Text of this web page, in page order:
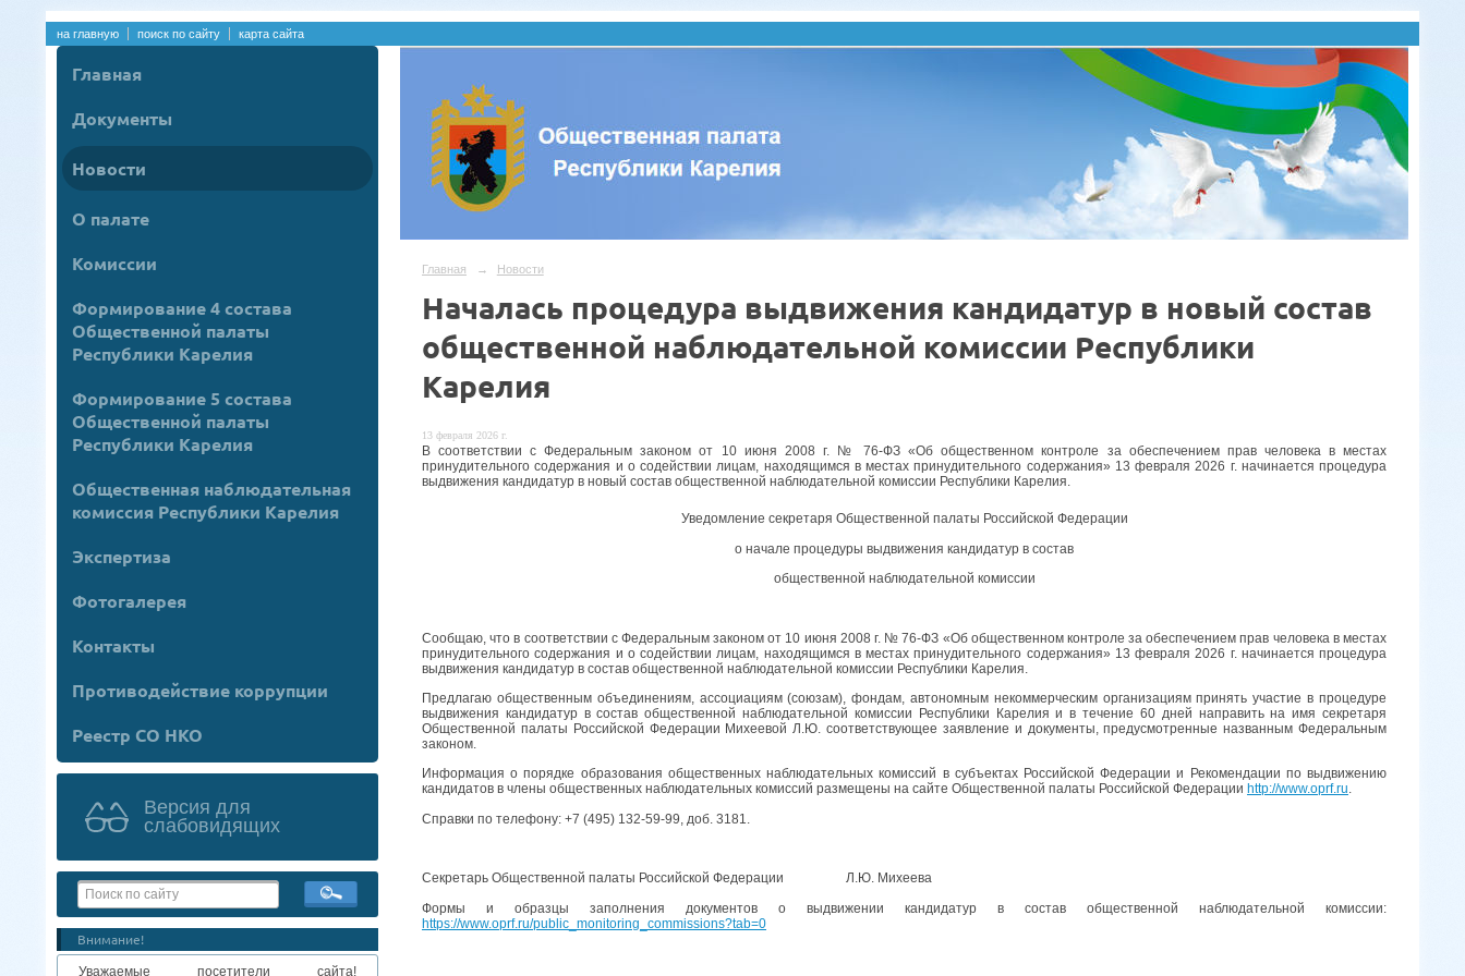
на главную поиск по сайту карта сайта
Главная
Документы
Новости
О палате
Комиссии
Формирование 4 состава
Общественной палаты
Республики Карелия
Формирование 5 состава
Общественной палаты
Республики Карелия
Общественная наблюдательная
комиссия Республики Карелия
Экспертиза
Фотогалерея
Контакты
Противодействие коррупции
Реестр СО НКО
Версия для
слабовидящих
Внимание!
Уважаемые посетители сайта!
Главная → Новости
Началась процедура выдвижения кандидатур в новый состав
общественной наблюдательной комиссии Республики
Карелия
13 февраля 2026 г.
В соответствии с Федеральным законом от 10 июня 2008 г. № 76-ФЗ «Об общественном контроле за обеспечением прав человека в местах
принудительного содержания и о содействии лицам, находящимся в местах принудительного содержания» 13 февраля 2026 г. начинается процедура
выдвижения кандидатур в новый состав общественной наблюдательной комиссии Республики Карелия.
Уведомление секретаря Общественной палаты Российской Федерации
о начале процедуры выдвижения кандидатур в состав
общественной наблюдательной комиссии
Сообщаю, что в соответствии с Федеральным законом от 10 июня 2008 г. № 76-ФЗ «Об общественном контроле за обеспечением прав человека в местах
принудительного содержания и о содействии лицам, находящимся в местах принудительного содержания» 13 февраля 2026 г. начинается процедура
выдвижения кандидатур в состав общественной наблюдательной комиссии Республики Карелия.
Предлагаю общественным объединениям, ассоциациям (союзам), фондам, автономным некоммерческим организациям принять участие в процедуре
выдвижения кандидатур в состав общественной наблюдательной комиссии Республики Карелия и в течение 60 дней направить на имя секретаря
Общественной палаты Российской Федерации Михеевой Л.Ю. соответствующее заявление и документы, предусмотренные названным Федеральным
законом.
Информация о порядке образования общественных наблюдательных комиссий в субъектах Российской Федерации и Рекомендации по выдвижению
кандидатов в члены общественных наблюдательных комиссий размещены на сайте Общественной палаты Российской Федерации http://www.oprf.ru.
Справки по телефону: +7 (495) 132-59-99, доб. 3181.
Секретарь Общественной палаты Российской Федерации Л.Ю. Михеева
Формы и образцы заполнения документов о выдвижении кандидатур в состав общественной наблюдательной комиссии:
https://www.oprf.ru/public_monitoring_commissions?tab=0